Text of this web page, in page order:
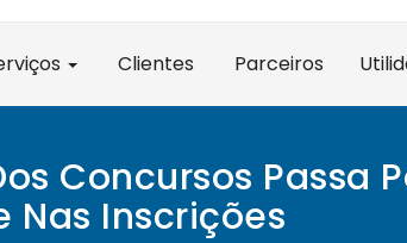
Clientes Parceiros
Concursos Passa
Nas Inscrições